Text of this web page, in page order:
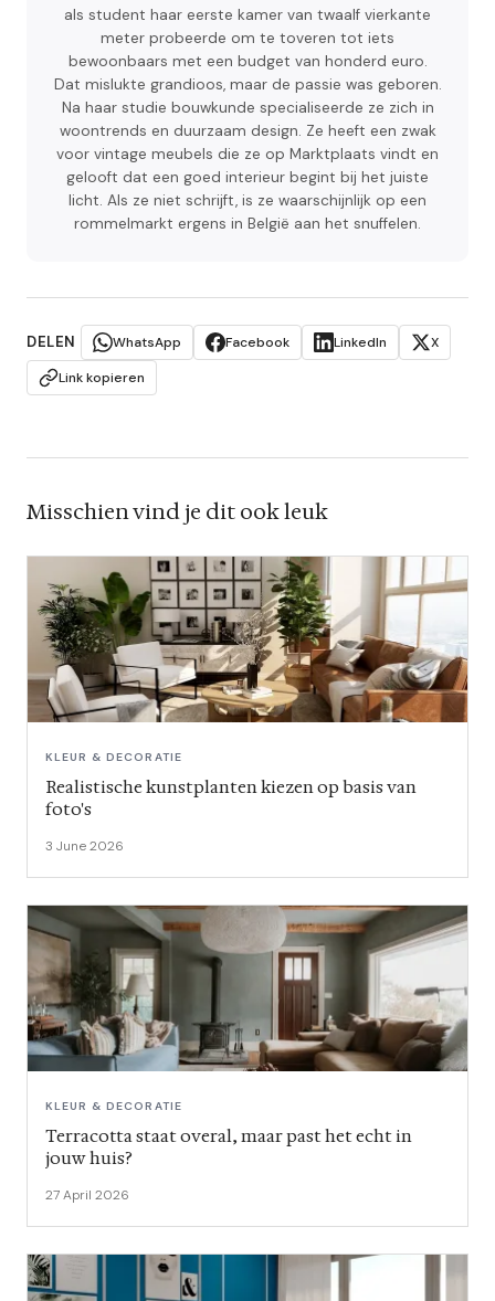
als student haar eerste kamer van twaalf vierkante
meter probeerde om te toveren tot iets
bewoonbaars met een budget van honderd euro.
Dat mislukte grandioos, maar de passie was geboren.
Na haar studie bouwkunde specialiseerde ze zich in
woontrends en duurzaam design. Ze heeft een zwak
voor vintage meubels die ze op Marktplaats vindt en
gelooft dat een goed interieur begint bij het juiste
licht. Als ze niet schrijft, is ze waarschijnlijk op een
rommelmarkt ergens in België aan het snuffelen.
DELEN WhatsApp Facebook LinkedIn
X
Link kopieren
Misschien vind je dit ook leuk
KLEUR & DECORATIE
Realistische kunstplanten kiezen op basis van
foto's
3 June 2026
KLEUR & DECORATIE
Terracotta staat overal, maar past het echt in
jouw huis?
27 April 2026